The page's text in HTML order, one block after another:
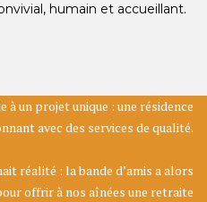
humain et accueillant.
à un projet unique : une résidence
avec des services de qualité.
réalité : la bande d’amis a alors
offrir à nos aînées une retraite